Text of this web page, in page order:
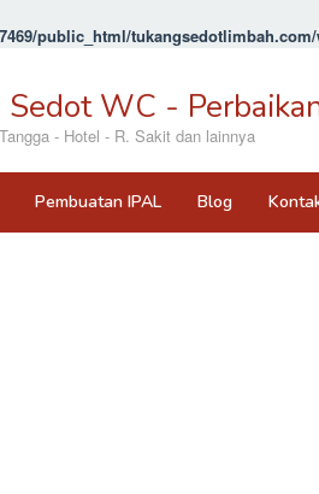
public_html/
WC -
- Hotel - R. Sakit dan lainnya
Pembuatan IPAL Blog